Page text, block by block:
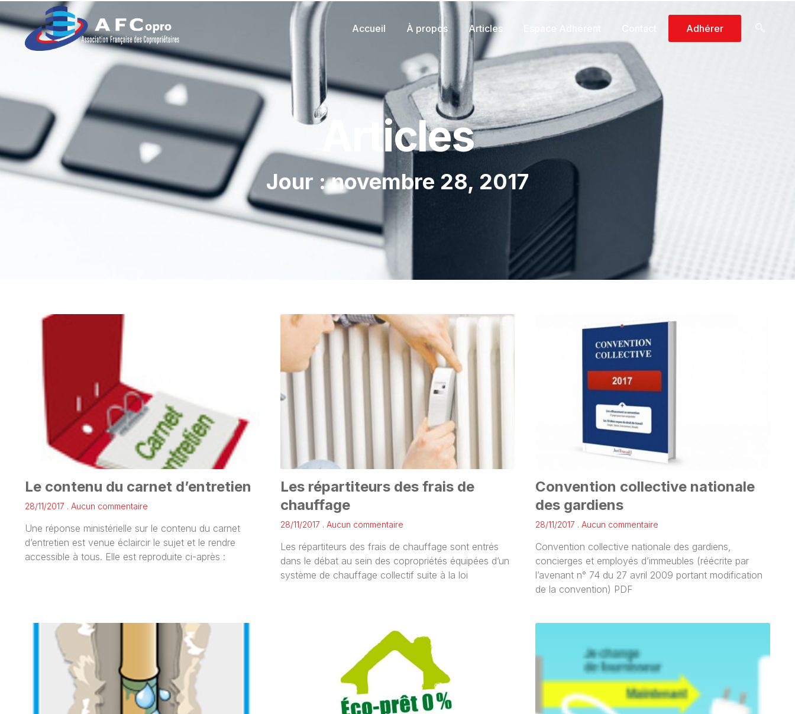
Accueil À propos Articles Espace Adhérent Adhérer
Articles
Jour : novembre 28, 2017
Le contenu du carnet d’entretien
28/11/2017 Aucun commentaire
Une réponse ministérielle sur le contenu du carnet
d’entretien est venue éclaircir le sujet et le rendre
accessible à tous. Elle est reproduite ci-après :
Les répartiteurs des frais de
chauffage
28/11/2017 Aucun commentaire
Les répartiteurs des frais de chauffage sont entrés
dans le débat au sein des copropriétés équipées d’un
système de chauffage collectif suite à la loi
Convention collective nationale
des gardiens
28/11/2017 Aucun commentaire
Convention collective nationale des gardiens,
concierges et employés d’immeubles (réécrite par
l’avenant n° 74 du 27 avril 2009 portant modification
de la convention) PDF